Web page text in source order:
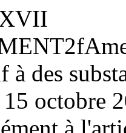
2f
des
octobre